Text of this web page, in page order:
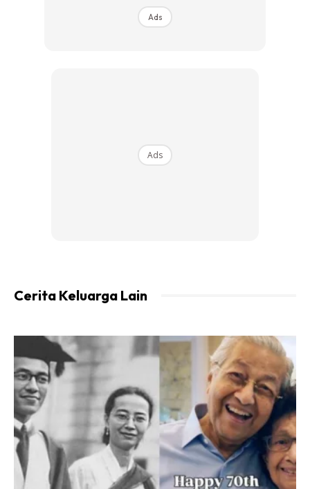
Ads
selepas ada rumah, terus saya melamar kekasih saya,”
“Dan saya bersyukur bisa berumah tangga punya anak.
ujarnya.
Ads
Ads
Cerita Keluarga Lain